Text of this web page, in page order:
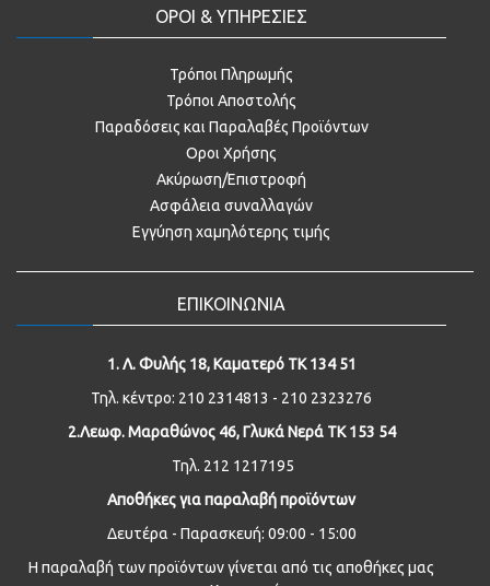
ΟΡΟΙ & ΥΠΗΡΕΣΙΕΣ
Τρόποι Πληρωμής
Τρόποι Αποστολής
Παραδόσεις και Παραλαβές Προϊόντων
Οροι Χρήσης
Ακύρωση/Επιστροφή
Ασφάλεια συναλλαγών
Εγγύηση χαμηλότερης τιμής
ΕΠΙΚΟΙΝΩΝΙΑ
1. Λ. Φυλής 18, Καματερό ΤΚ 134 51
Τηλ. κέντρο: 210 2314813 - 210 2323276
2.Λεωφ. Μαραθώνος 46, Γλυκά Νερά ΤΚ 153 54
Τηλ. 212 1217195
Αποθήκες για παραλαβή προϊόντων
Δευτέρα - Παρασκευή: 09:00 - 15:00
Η παραλαβή των προϊόντων γίνεται από τις αποθήκες μας